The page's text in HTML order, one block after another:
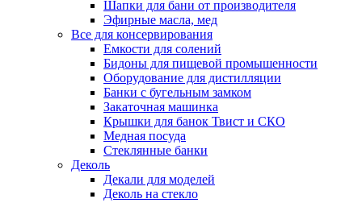
Шапки для бани от производителя
Эфирные масла, мед
Все для консервирования
Емкости для солений
Бидоны для пищевой промышенности
Оборудование для дистилляции
Банки с бугельным замком
Закаточная машинка
Крышки для банок Твист и СКО
Медная посуда
Стеклянные банки
Деколь
Декали для моделей
Деколь на стекло